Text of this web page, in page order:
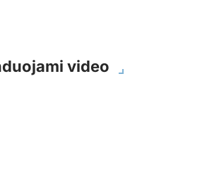
video